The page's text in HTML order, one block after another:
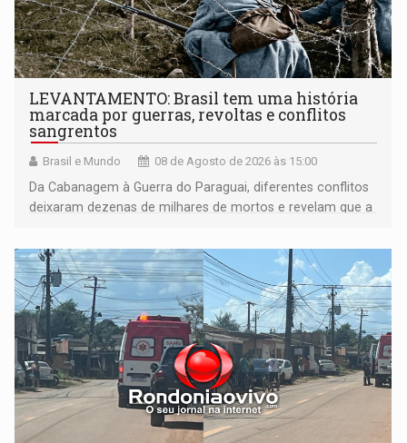
LEVANTAMENTO: Brasil tem uma história
marcada por guerras, revoltas e conflitos
sangrentos
Brasil e Mundo 08 de Agosto de 2026 às 15:00
Da Cabanagem à Guerra do Paraguai, diferentes conflitos
deixaram dezenas de milhares de mortos e revelam que a
territoriais e sociais